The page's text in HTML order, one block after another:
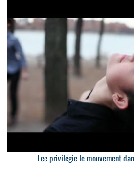
Lee privilégie le mouvement